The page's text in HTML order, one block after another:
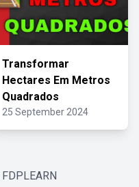
Transformar
Hectares Em Metros
Quadrados
25 September 2024
FDPLEARN